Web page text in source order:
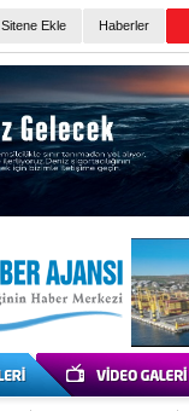
Sitene Ekle Haberler